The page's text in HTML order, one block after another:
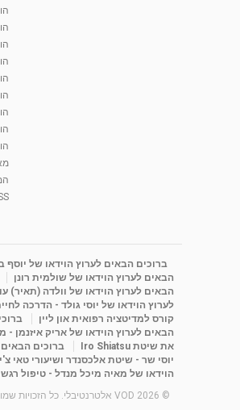
ברוכים הבאים לערוץ הוידאו של יוסף
הבאים לערוץ הוידאו של שולמית רונן
הבאים לערוץ הוידאו של וולדה (תאיר)
לערוץ הוידאו של יוסי גולד - הדרכה
קורס למדיטציה רפואית און ליין
הבאים לערוץ הוידאו של אריק איזנמן -
את שיטת Iro Shiatsu
ברוכים
יוסי שר - שיטת אלכסנדר ושיעורי טאי
הוידאו של מאיה מיכל מנדל - טיפול
© 2026 VOD אלטרנטיבלי. כל הזכויות שמורות.